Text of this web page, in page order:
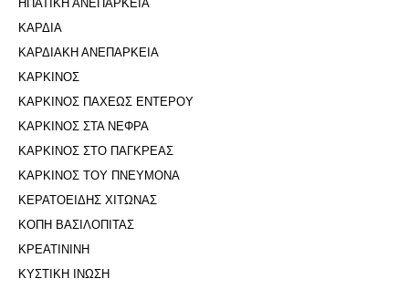
ΗΠΑΤΙΚΗ ΑΝΕΠΑΡΚΕΙΑ
ΚΑΡΔΙΑ
ΚΑΡΔΙΑΚΗ ΑΝΕΠΑΡΚΕΙΑ
ΚΑΡΚΙΝΟΣ
ΚΑΡΚΙΝΟΣ ΠΑΧΕΩΣ ΕΝΤΕΡΟΥ
ΚΑΡΚΙΝΟΣ ΣΤΑ ΝΕΦΡΑ
ΚΑΡΚΙΝΟΣ ΣΤΟ ΠΑΓΚΡΕΑΣ
ΚΑΡΚΙΝΟΣ ΤΟΥ ΠΝΕΥΜΟΝΑ
ΚΕΡΑΤΟΕΙΔΗΣ ΧΙΤΩΝΑΣ
ΚΟΠΗ ΒΑΣΙΛΟΠΙΤΑΣ
ΚΡΕΑΤΙΝΙΝΗ
ΚΥΣΤΙΚΗ ΙΝΩΣΗ